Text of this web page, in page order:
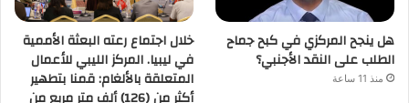
هل ينجح المركزي في كبح جماح
الطلب على النقد الأجنبي؟
منذ 11 ساعة
خلال اجتماع رعته البعثة الأممية
في ليبيا. المركز الليبي للأعمال
المتعلقة بالألغام: قمنا بتطهير